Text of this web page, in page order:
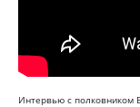
Интервью с полковником